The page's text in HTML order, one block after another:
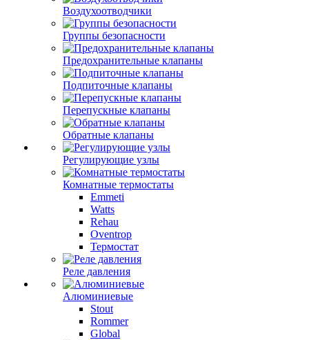
Воздухоотводчики
Группы безопасности
Предохранительные клапаны
Подпиточные клапаны
Перепускные клапаны
Обратные клапаны
Регулирующие узлы
Комнатные термостаты
Emmeti
Watts
Rehau
Oventrop
Термостат
Реле давления
Алюминиевые
Stout
Rommer
Global